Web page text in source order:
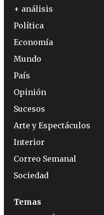
+ análisis
Política
Economía
Mundo
País
Opinión
Sucesos
Arte y Espectáculos
Interior
Correo Semanal
Sociedad
Temas